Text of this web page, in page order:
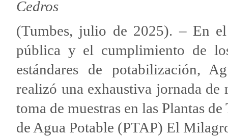
Cedros
(Tumbes, julio de 2025). – En
pública y el cumplimiento de
estándares de potabilización,
realizó una exhaustiva jornada de
toma de muestras en las Plantas
de Agua Potable (PTAP) El